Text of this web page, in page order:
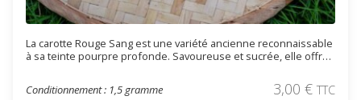
La carotte Rouge Sang est une variété ancienne reconnaissable
à sa teinte pourpre profonde. Savoureuse et sucrée, elle offre
Conditionnement : 1,5 gramme 3,00 € TTC